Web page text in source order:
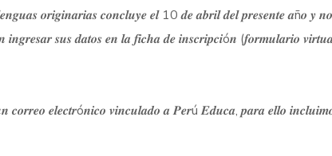
𝒐𝒓𝒊𝒈𝒊𝒏𝒂𝒓𝒊𝒂𝒔 𝒄𝒐𝒏𝒄𝒍𝒖𝒚𝒆 𝒆𝒍 10 𝒅𝒆 𝒂𝒃𝒓𝒊𝒍 𝒅𝒆𝒍 𝒑𝒓𝒆𝒔𝒆𝒏𝒕𝒆 𝒂ñ𝒐 𝒚
𝒔𝒖𝒔 𝒅𝒂𝒕𝒐𝒔 𝒆𝒏 𝒍𝒂 𝒇𝒊𝒄𝒉𝒂 𝒅𝒆 𝒊𝒏𝒔𝒄𝒓𝒊𝒑𝒄𝒊ó𝒏 (𝒇𝒐𝒓𝒎𝒖𝒍𝒂𝒓𝒊𝒐
𝒄𝒐𝒓𝒓𝒆𝒐 𝒆𝒍𝒆𝒄𝒕𝒓ó𝒏𝒊𝒄𝒐 𝒗𝒊𝒏𝒄𝒖𝒍𝒂𝒅𝒐 𝒂 𝑷𝒆𝒓ú 𝑬𝒅𝒖𝒄𝒂, 𝒑𝒂𝒓𝒂 𝒆𝒍𝒍𝒐